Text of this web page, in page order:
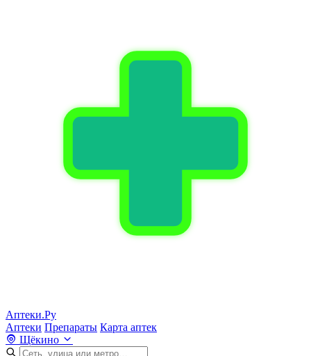
Аптеки.Ру
Аптеки Препараты Карта аптек
Щёкино